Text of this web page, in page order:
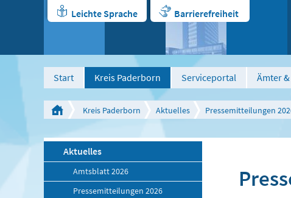
Leichte Sprache Barrierefreiheit
Start Kreis Paderborn Serviceportal Ämter
Kreis Paderborn Aktuelles Pressemitteilungen
Aktuelles
Amtsblatt 2026
Pressemitteilungen 2026